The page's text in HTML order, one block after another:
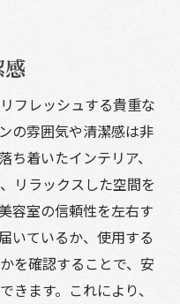
フレッシュする貴重な
の雰囲気や清潔感は非
ち着いたインテリア、
リラックスした空間を
容室の信頼性を左右す
いているか、使用する
を確認することで、安
きます。これにより、